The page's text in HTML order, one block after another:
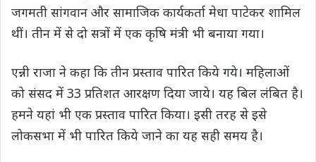
जगमती सांगवान और सामाजिक कार्यकर्ता मेधा पाटेकर शामिल
थीं। तीन में से दो सत्रों में एक कृषि मंत्री भी बनाया गया।
एन्नी राजा ने कहा कि तीन प्रस्ताव पारित किये गये। महिलाओं
को संसद में 33 प्रतिशत आरक्षण दिया जाये। यह बिल लंबित है।
हमने यहां भी एक प्रस्ताव पारित किया। इसी तरह से इसे
लोकसभा में भी पारित किये जाने का यह सही समय है।